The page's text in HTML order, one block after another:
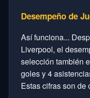
Desempeño de
Así funciona...
Liverpool, el
selección también
goles y 4
Estas cifras son de